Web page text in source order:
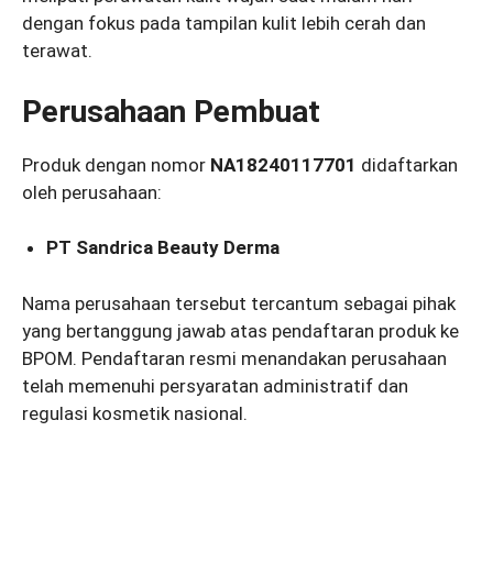
dengan fokus pada tampilan kulit lebih cerah dan
terawat.
Perusahaan Pembuat
Produk dengan nomor NA18240117701 didaftarkan
oleh perusahaan:
PT Sandrica Beauty Derma
Nama perusahaan tersebut tercantum sebagai pihak
yang bertanggung jawab atas pendaftaran produk ke
BPOM. Pendaftaran resmi menandakan perusahaan
telah memenuhi persyaratan administratif dan
regulasi kosmetik nasional.